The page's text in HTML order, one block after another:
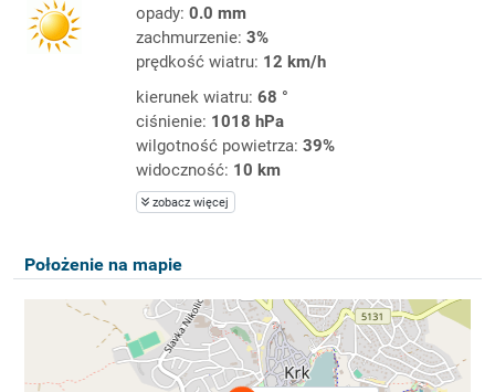
opady: 0.0 mm
zachmurzenie: 3%
prędkość wiatru: 12 km/h
kierunek wiatru: 68 °
ciśnienie: 1018 hPa
wilgotność powietrza: 39%
widoczność: 10 km
zobacz więcej
Położenie na mapie